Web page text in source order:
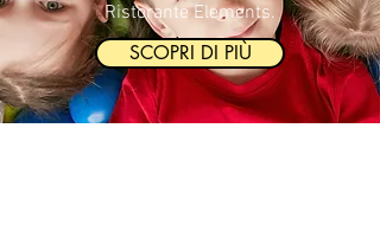
Ristorante Elements.
SCOPRI DI PIÙ